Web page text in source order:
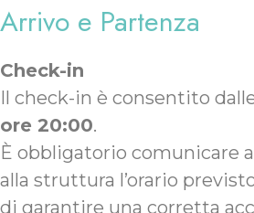
Arrivo e Partenza
Check-in
Il check-in è consentito
ore 20:00.
È obbligatorio comunicare
alla struttura l’orario
di garantire una corretta